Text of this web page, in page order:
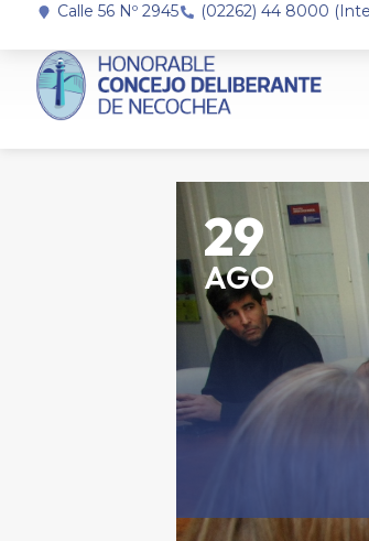
Calle 56 Nº 2945 (02262) 44 8000
29
AGO